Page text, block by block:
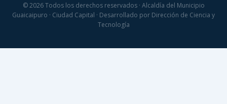
© 2026 Todos los derechos reservados · Alcaldía del Municipio
Guaicaipuro · Ciudad Capital · Desarrollado por Dirección de Ciencia y
Tecnología